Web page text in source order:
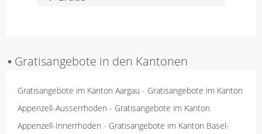
▪ Gratisangebote in den Kantonen
Gratisangebote im Kanton Aargau - Gratisangebote im Kanton
Appenzell-Ausserrhoden - Gratisangebote im Kanton
Appenzell-Innerrhoden - Gratisangebote im Kanton Basel-